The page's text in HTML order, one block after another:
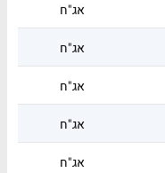
אג"ח
אג"ח
אג"ח
אג"ח
אג"ח